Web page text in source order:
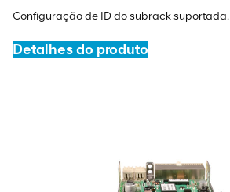
Configuração de ID do subrack suportada.
Detalhes do produto